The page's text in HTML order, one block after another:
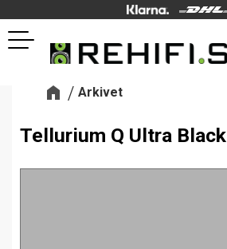
Meny
Arkivet
Tellurium Q Ultra Black